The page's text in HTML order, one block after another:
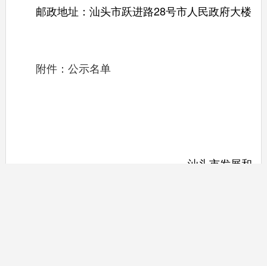
邮政地址：汕头市跃进路28号市人民政府大楼
附件：公示名单
汕头市发展和